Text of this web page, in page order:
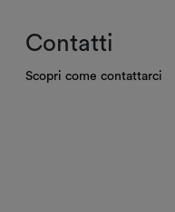
Contatti
Scopri come contattarci